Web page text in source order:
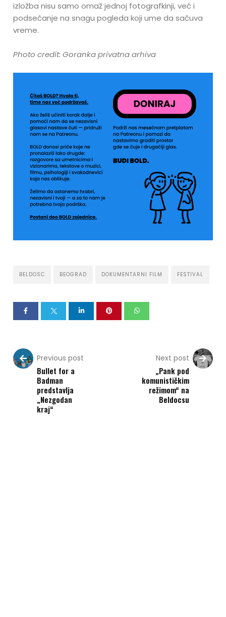
izložba nisu samo omaž jednoj fotografkinji, već i
podsećanje na snagu pogleda koji ume da sačuva
vreme.
Photo credit: Goranka privatna arhiva
BELDOSC BEOGRAD DOKUMENTARNI FILM FESTIVAL
Previous post
Bullet for a
Badman
predstavlja
„Nezgodan
kraj“
Next post
„Pank pod
komunističkim
režimom“ na
Beldocsu